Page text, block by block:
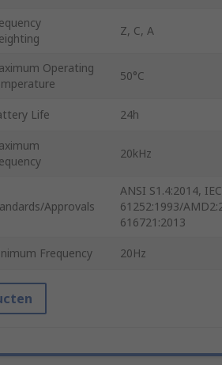
Z, C, A
Operating
50°C
Life 24h
20kHz
Approvals
ANSI S1.4:2014,
61252:1993/
616721:2013
Frequency 20Hz